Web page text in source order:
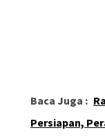
Baca Juga :
Persiapan,